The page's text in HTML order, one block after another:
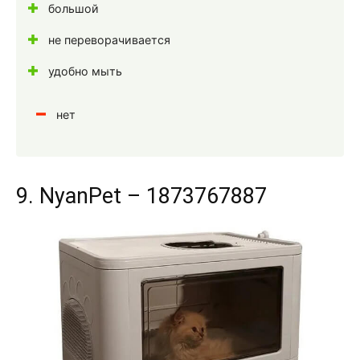
большой
не переворачивается
удобно мыть
нет
9. NyanPet – 1873767887